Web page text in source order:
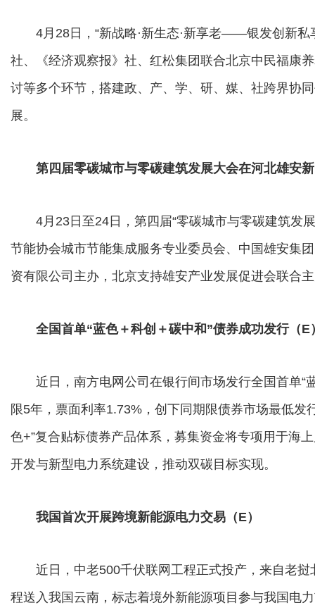
4月28日，“新战略·新生态·新享老——银发创新私
社、《经济观察报》社、红松集团联合北京中民福康
讨等多个环节，搭建政、产、学、研、媒、社跨界协
展。
第四届零碳城市与零碳建筑发展大会在河北雄安
4月23日至24日，第四届“零碳城市与零碳建筑发
节能协会城市节能集成服务专业委员会、中国雄安集
资有限公司主办，北京支持雄安产业发展促进会联合
全国首单“蓝色＋科创＋碳中和”债券成功发行（E
近日，南方电网公司在银行间市场发行全国首单“
限5年，票面利率1.73%，创下同期限债券市场最低发
色+”复合贴标债券产品体系，募集资金将专项用于海
开发与新型电力系统建设，推动双碳目标实现。
我国首次开展跨境新能源电力交易（E）
近日，中老500千伏联网工程正式投产，来自老挝
程送入我国云南，标志着境外新能源项目参与我国电